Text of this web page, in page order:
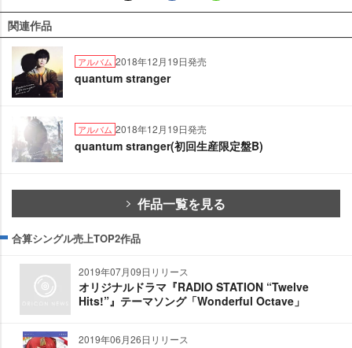
関連作品
アルバム 2018年12月19日発売
quantum stranger
アルバム 2018年12月19日発売
quantum stranger(初回生産限定盤B)
作品一覧を見る
合算シングル売上TOP2作品
2019年07月09日リリース
オリジナルドラマ『RADIO STATION “Twelve
Hits!”』テーマソング「Wonderful Octave」
2019年06月26日リリース